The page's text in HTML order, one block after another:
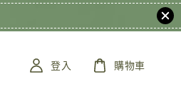
登入 購物車